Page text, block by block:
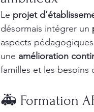
Le projet
désormais intégrer un
aspects
une amélioration
familles et les besoins
🚑 Formation